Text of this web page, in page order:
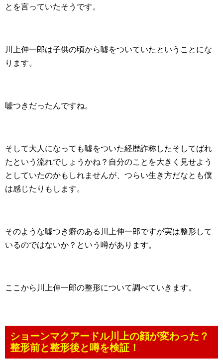
とを言っていたそうです。
川上伸一郎は子供の頃から嘘をついていたということにな
ります。
嘘つきだったんですね。
そして大人になっても嘘をついた経歴詐称したそしてばれ
たという流れでしょうかね？自分のことを大きく見せよう
としていたのかもしれませんが、つらい生き方だなとも僕
は感じたりもします。
そのような嘘つき癖のある川上伸一郎ですが実は整形して
いるのではないか？という噂があります。
ここから川上伸一郎の整形について調べていきます。
ショーンマクアードル川上の顔が変わった？
整形前と整形後と噂を検証！